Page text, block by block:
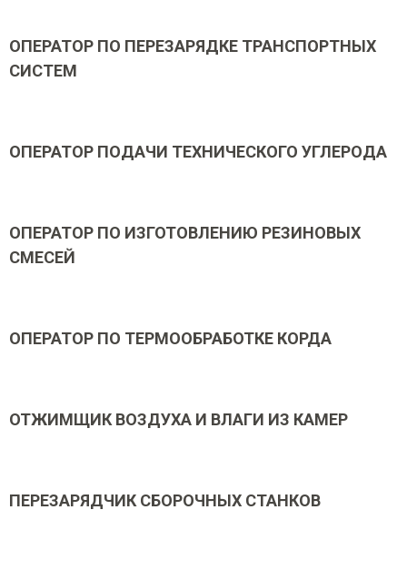
ОПЕРАТОР ПО ПЕРЕЗАРЯДКЕ ТРАНСПОРТНЫХ
СИСТЕМ
ОПЕРАТОР ПОДАЧИ ТЕХНИЧЕСКОГО УГЛЕРОДА
ОПЕРАТОР ПО ИЗГОТОВЛЕНИЮ РЕЗИНОВЫХ
СМЕСЕЙ
ОПЕРАТОР ПО ТЕРМООБРАБОТКЕ КОРДА
ОТЖИМЩИК ВОЗДУХА И ВЛАГИ ИЗ КАМЕР
ПЕРЕЗАРЯДЧИК СБОРОЧНЫХ СТАНКОВ